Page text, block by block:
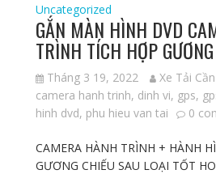
Uncategorized
GẮN MÀN HÌNH DVD
TRÌNH TÍCH HỢP GƯƠNG
Tháng 3 19, 2022 Xe Tải
camera hanh trinh, dinh vi, gps,
hinh dvd, phu hieu van tai 0
CAMERA HÀNH TRÌNH + HÀNH
GƯƠNG CHIẾU SAU LOẠI TỐT